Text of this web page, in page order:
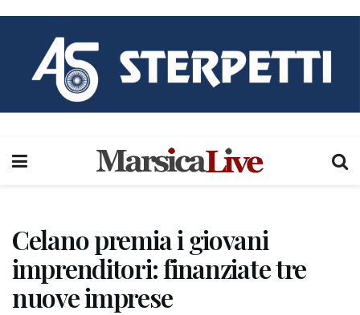
Celano premia i giovani
imprenditori: finanziate tre
nuove imprese